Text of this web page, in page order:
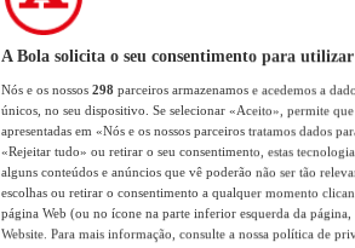
A Bola solicita o seu consentimento para utilizar
Nós e os nossos 298 parceiros armazenamos e acedemos a
únicos, no seu dispositivo. Se selecionar «Aceito», permite
apresentadas em «Nós e os nossos parceiros tratamos dados
«Rejeitar tudo» ou retirar o seu consentimento, estas
alguns conteúdos e anúncios que vê poderão não ser tão
escolhas ou retirar o consentimento a qualquer momento
página Web (ou no ícone na parte inferior esquerda da página,
Website. Para mais informação, consulte a nossa política de